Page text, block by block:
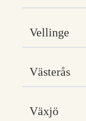
Vellinge
Västerås
Växjö